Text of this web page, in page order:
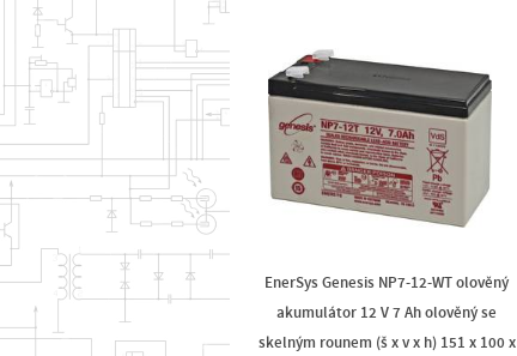
EnerSys Genesis NP7-12-WT olověný
akumulátor 12 V 7 Ah olověný se
skelným rounem (š x v x h) 151 x 100 x